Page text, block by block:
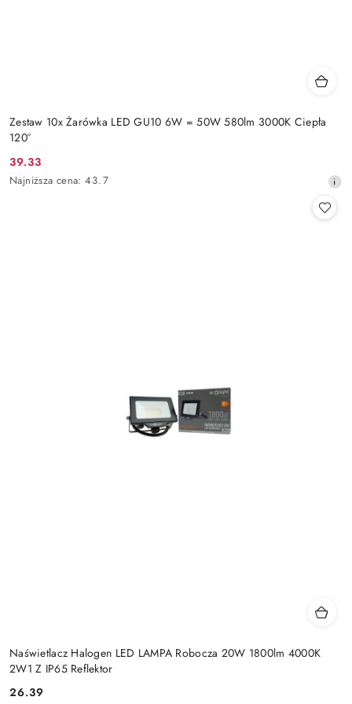
Zestaw 10x Żarówka LED GU10 6W = 50W 580lm 3000K Ciepła
120°
Cena
promocyjna:
39.33
Najniższa
Najniższa cena: 43.7
Naświetlacz Halogen LED LAMPA Robocza 20W 1800lm 4000K
2W1 Z IP65 Reflektor
26.39